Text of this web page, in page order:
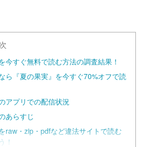
今すぐ無料で読む方法の調査結果！
ら『夏の果実』を今すぐ70%オフで読
アプリでの配信状況
あらすじ
raw・zip・pdfなど違法サイトで読む
！